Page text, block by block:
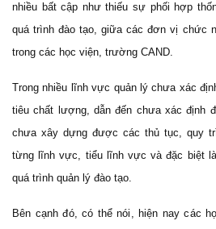
nhiều bất cập như thiếu sự phối hợp
quá trình đào tạo, giữa các đơn vị chức
trong các học viện, trường CAND.
Trong nhiều lĩnh vực quản lý chưa xác
tiêu chất lượng, dẫn đến chưa xác định
chưa xây dựng được các thủ tục, quy
từng lĩnh vực, tiểu lĩnh vực và đặc biệt
quá trình quản lý đào tạo.
Bên cạnh đó, có thể nói, hiện nay các